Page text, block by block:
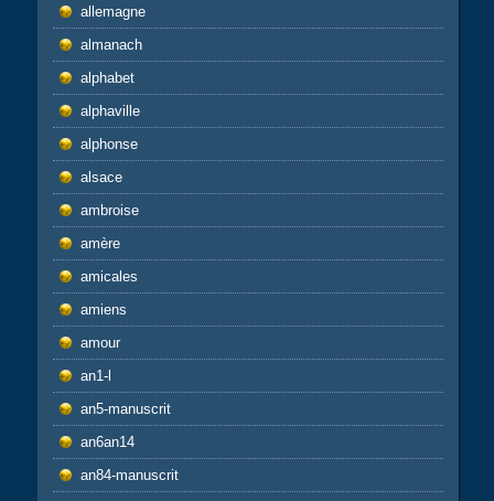
allemagne
almanach
alphabet
alphaville
alphonse
alsace
ambroise
amère
amicales
amiens
amour
an1-l
an5-manuscrit
an6an14
an84-manuscrit